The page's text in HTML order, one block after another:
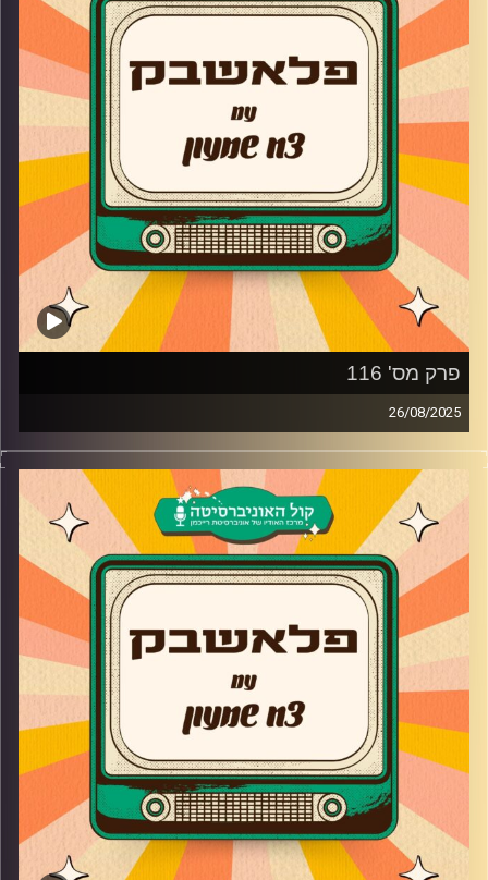
פרק מס' 116
26/08/2025
ניתאי דגן מגיע לאולפן פלאשבק!
השחקן, הבמאי והיוצר ניתאי דגן מספר על תחילת הדרך עם
סדרת הנוער "100 בתנ"ך", השינוי שקרה לו בחיים בעקבות
הסדרה "החולמים" ולמה למרות שהיוצרים אהבו את הדמות שלו
הוא לא המשיך לסדרת ההמשך "גאליס". בנוסף, ניתאי מספר על
המעבר אל מאחורי הקלעים ועל הסדרה ששוברת הרשת
"Brooklyn Coffee Shop" ועל סגירת המעגל בתור דיאלוגיסט
בסדרה "כפולה"
קרדיט תמונות:
AudioVersity